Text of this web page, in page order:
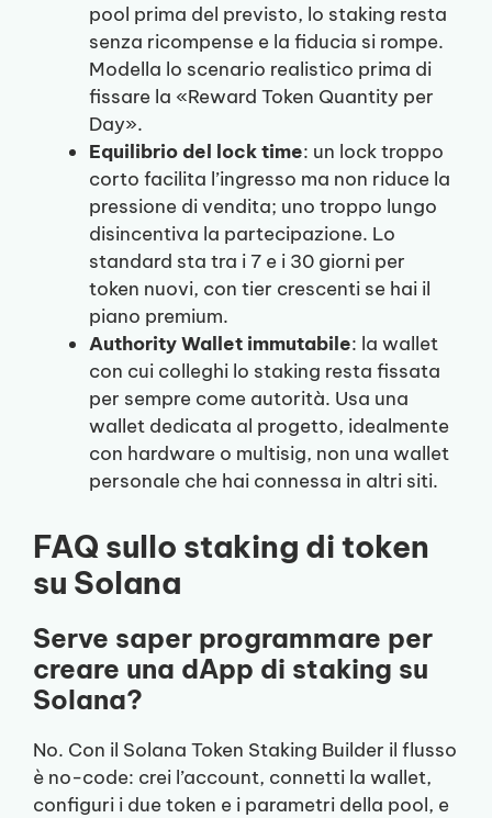
pool prima del previsto, lo staking resta
senza ricompense e la fiducia si rompe.
Modella lo scenario realistico prima di
fissare la «Reward Token Quantity per
Day».
Equilibrio del lock time: un lock troppo
corto facilita l’ingresso ma non riduce la
pressione di vendita; uno troppo lungo
disincentiva la partecipazione. Lo
standard sta tra i 7 e i 30 giorni per
token nuovi, con tier crescenti se hai il
piano premium.
Authority Wallet immutabile: la wallet
con cui colleghi lo staking resta fissata
per sempre come autorità. Usa una
wallet dedicata al progetto, idealmente
con hardware o multisig, non una wallet
personale che hai connessa in altri siti.
FAQ sullo staking di token
su Solana
Serve saper programmare per
creare una dApp di staking su
Solana?
No. Con il Solana Token Staking Builder il flusso
è no-code: crei l’account, connetti la wallet,
configuri i due token e i parametri della pool, e